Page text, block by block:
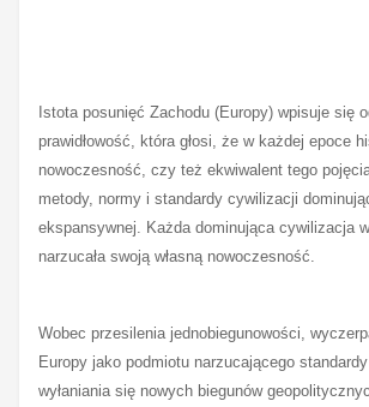
Istota posunięć Zachodu (Europy) wpisuje się
prawidłowość, która głosi, że w każdej epoce
nowoczesność, czy też ekwiwalent tego
metody, normy i standardy cywilizacji
ekspansywnej. Każda dominująca cywilizacja
narzucała swoją własną nowoczesność.
Wobec przesilenia jednobiegunowości,
Europy jako podmiotu narzucającego standardy
wyłaniania się nowych biegunów